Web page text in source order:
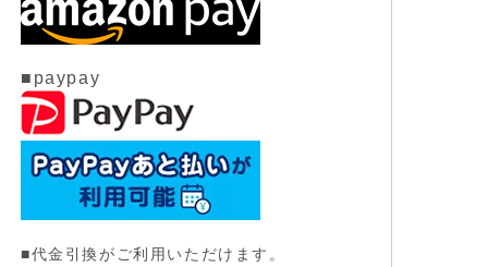
■paypay
■代金引換がご利用いただけます。